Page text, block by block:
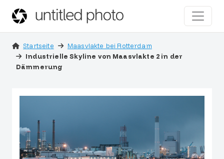
Startseite
Maasvlakte bei Rotterdam
Industrielle Skyline von Maasvlakte 2 in der
Dämmerung